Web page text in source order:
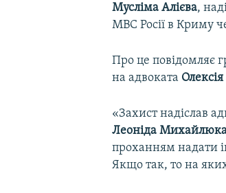
Мусліма Алієва,
МВС Росії в Криму
Про це повідомляє
на адвоката
«Захист надіслав
Леоніда
проханням надати
Якщо так, то на